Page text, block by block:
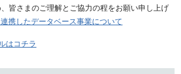
皆さまのご理解とご協力の程をお願い申し上げ
携したデータベース事業について
はコチラ